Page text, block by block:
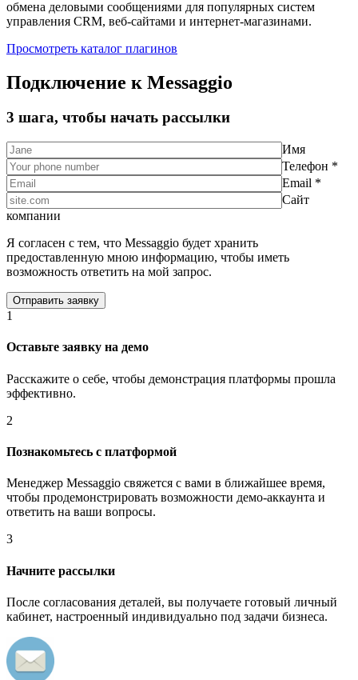
обмена деловыми сообщениями для популярных систем
управления CRM, веб-сайтами и интернет-магазинами.
Просмотреть каталог плагинов
Подключение к Messaggio
3 шага, чтобы начать рассылки
Имя
Телефон *
Email *
Сайт
компании
Я согласен с тем, что Messaggio будет хранить
предоставленную мною информацию, чтобы иметь
возможность ответить на мой запрос.
1
Оставьте заявку на демо
Расскажите о себе, чтобы демонстрация платформы прошла
эффективно.
2
Познакомьтесь с платформой
Менеджер Messaggio свяжется с вами в ближайшее время,
чтобы продемонстрировать возможности демо-аккаунта и
ответить на ваши вопросы.
3
Начните рассылки
После согласования деталей, вы получаете готовый личный
кабинет, настроенный индивидуально под задачи бизнеса.